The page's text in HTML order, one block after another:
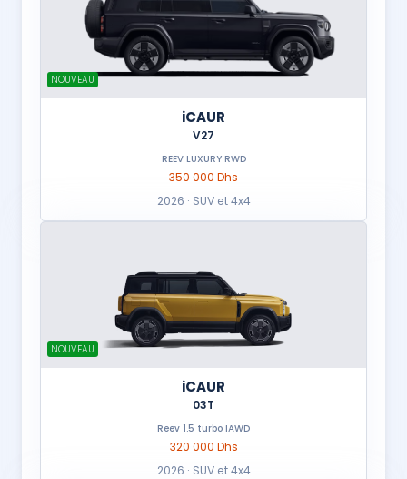
NOUVEAU
iCAUR
V27
REEV LUXURY RWD
350 000 Dhs
2026 · SUV et 4x4
NOUVEAU
iCAUR
03T
Reev 1.5 turbo IAWD
320 000 Dhs
2026 · SUV et 4x4